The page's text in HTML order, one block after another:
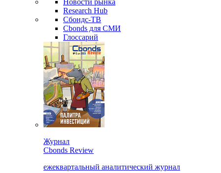
Новости & Research Hub
Новости рынка
Research Hub
Сбондс-ТВ
Cbonds для СМИ
Глоссарий